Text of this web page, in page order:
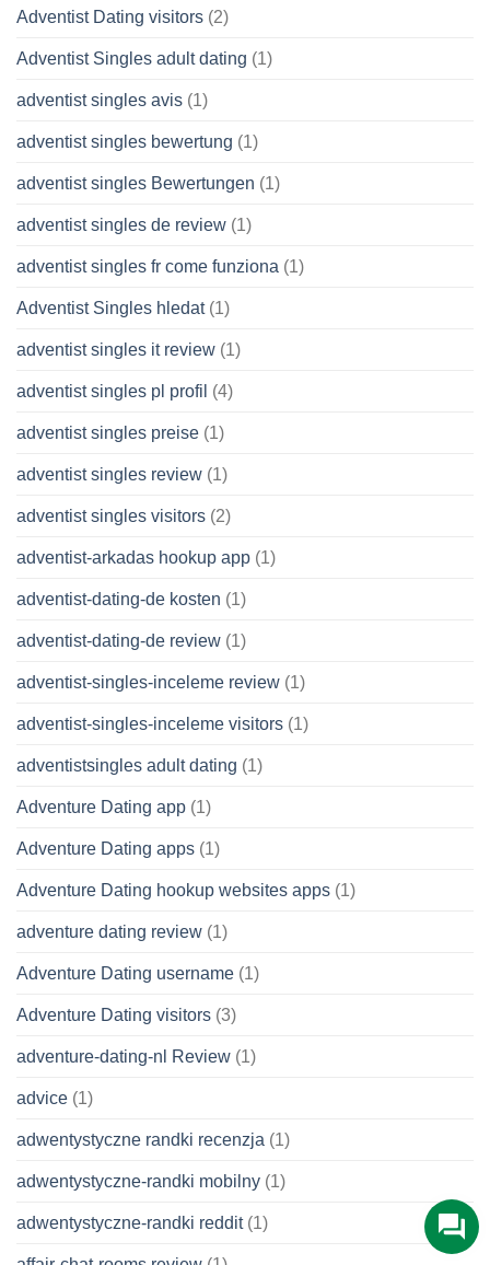
Adventist Dating visitors (2)
Adventist Singles adult dating (1)
adventist singles avis (1)
adventist singles bewertung (1)
adventist singles Bewertungen (1)
adventist singles de review (1)
adventist singles fr come funziona (1)
Adventist Singles hledat(1)
adventist singles it review (1)
adventist singles pl profil (4)
adventist singles preise (1)
adventist singles review (1)
adventist singles visitors (2)
adventist-arkadas hookup app (1)
adventist-dating-de kosten (1)
adventist-dating-de review (1)
adventist-singles-inceleme review (1)
adventist-singles-inceleme visitors (1)
adventistsingles adult dating (1)
Adventure Dating app (1)
Adventure Dating apps (1)
Adventure Dating hookup websites apps (1)
adventure dating review (1)
Adventure Dating username (1)
Adventure Dating visitors (3)
adventure-dating-nl Review (1)
advice (1)
adwentystyczne randki recenzja (1)
adwentystyczne-randki mobilny (1)
adwentystyczne-randki reddit(1)